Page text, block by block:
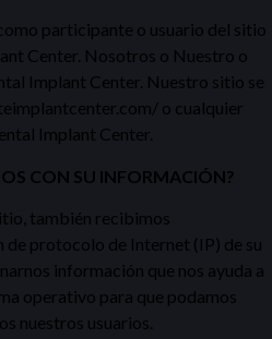
participante o usuario del sitio
Center. Nosotros o Nuestro o
Implant Center. Nuestro sitio se
o cualquier
Implant Center.
CON SU INFORMACIÓN?
también recibimos
protocolo de Internet (IP) de su
información que nos ayuda a
operativo para que podamos
nuestros usuarios.